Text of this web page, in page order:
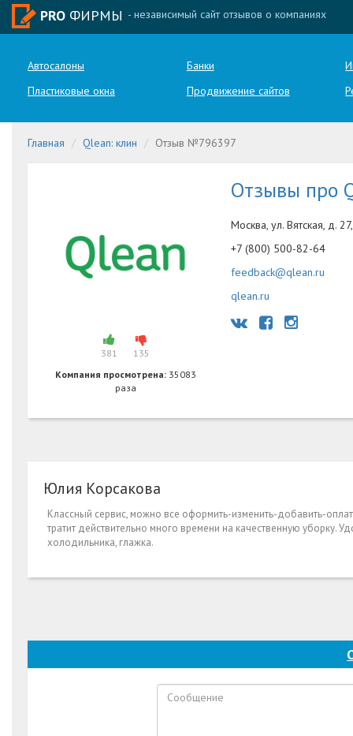
PRO ФИРМЫ - независимый сайт отзывов о компаниях
Автосалоны Банки
Пластиковые окна
Продвижение сайтов
Главная Qlean: клин Отзыв №796397
381
135
Компания просмотрена: 35083
раза
Отзывы про
Москва, ул. Вятская, д.
+7 (800) 500-82-64
feedback@qlean.ru
qlean.ru
Юлия Корсакова
Классный сервис, можно все оформить-изменить-добавить-
тратит действительно много времени на качественную уборку.
холодильника, глажка.